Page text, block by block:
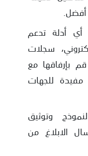
أدلة تدعم
سجلات
بإرفاقها مع
مفيدة للجهات
وتوثيق
الابلاغ من